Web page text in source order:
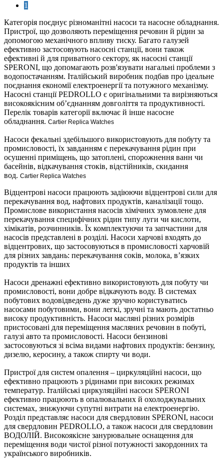
1
Категорія поєднує різноманітні насоси та насосне обладнання.
Пристрої, що дозволяють переміщення речовин й рідин за
допомогою механічного впливу тиску. Багато галузей
ефективно застосовують насосні станції, вони також
ефективні й для приватного сектору, як насосні станції
SPERONI, що допомагають розв'язувати нагальні проблеми з
водопостачанням. Італійський виробник подбав про ідеальне
поєднання економії електроенергії та потужного механізму.
Насосні станції PEDROLLO є оригінальними та вирізняються
високоякісним об’єднанням довголіття та продуктивності.
Перелік товарів категорії включає й інше насосне
обладнання. Cartier Replica Watches
Насоси фекальні здебільшого використовують для побуту та
промисловості, їх завданням є перекачування рідин при
осушенні приміщень, що затоплені, спорожнення ванн чи
басейнів, відкачування стоків, відстійників, скидання
вод. Cartier Replica Watches
Відцентрові насоси працюють задіюючи відцентрові сили для
перекачування вод, нафтових продуктів, каналізації тощо.
Промислове використання насосів хімічних зумовлене для
перекачування специфічних рідин типу луги чи кислоти,
хімікатів, розчинників. Їх комплектуючи та запчастини для
насосів представлені в розділі. Насоси харчові входять до
відцентрових, що застосовуються в промисловості харчовій
для різних завдань: перекачування соків, молока, в’язких
продуктів та інших
Насоси дренажні ефективно використовують для побуту чи
промисловості, вони добре відкачують воду. В системах
побутових водовідведень дуже зручно користуватись
насосами побутовими, вони легкі, зручні та мають достатньо
високу продуктивність. Насоси масляні різних розмірів
пристосовані для переміщення масляних речовин в побуті,
галузі авто та промисловості. Насоси бензинові
застосовуються зі всіма видами нафтових продуктів: бензину,
дизелю, керосину, а також спирту чи води.
Пристрої для систем опалення – циркуляційні насоси, що
ефективно працюють з рідинами при високих режимах
температур. Італійські циркуляційні насоси SPERONI
ефективно працюють в опалювальних й охолоджувальних
системах, знижуючи супутні витрати на електроенергію.
Розділ представляє насоси для свердловин SPERONI, насоси
для свердловин PEDROLLO, а також насоси для свердловин
ВОДОЛІЙ. Високоякісне занурювальне оснащення для
переміщення води чистої різної потужності закордонних та
українського виробників.